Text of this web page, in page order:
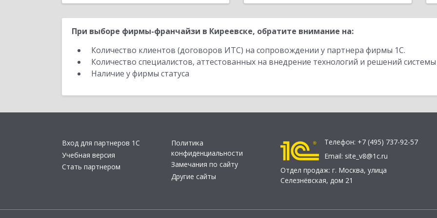
При выборе фирмы-франчайзи в Киреевске, обратите внимание на:
Количество клиентов (договоров ИТС) на сопровождении у партнера фирмы 1С.
Количество специалистов, аттестованных на внедрение технологий и решений
Наличие у фирмы статуса
Вход для партнеров 1С
Учебная версия
Стать партнером
Политика
конфиденциальности
Замечания по сайту
Другие сайты
Телефон: +7 (495) 737-92-57
Email: site_v8@1c.ru
Отдел продаж: г. Москва, улица
Селезнёвская, дом 21